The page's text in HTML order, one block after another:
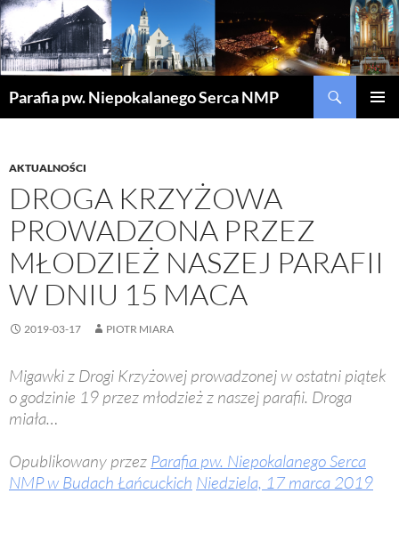
Parafia pw. Niepokalanego Serca NMP
AKTUALNOŚCI
DROGA KRZYŻOWA
PROWADZONA PRZEZ
MŁODZIEŻ NASZEJ PARAFII
W DNIU 15 MACA
2019-03-17 PIOTR MIARA
Migawki z Drogi Krzyżowej prowadzonej w ostatni piątek
o godzinie 19 przez młodzież z naszej parafii. Droga
miała…
Opublikowany przez Parafia pw. Niepokalanego Serca
NMP w Budach Łańcuckich Niedziela, 17 marca 2019